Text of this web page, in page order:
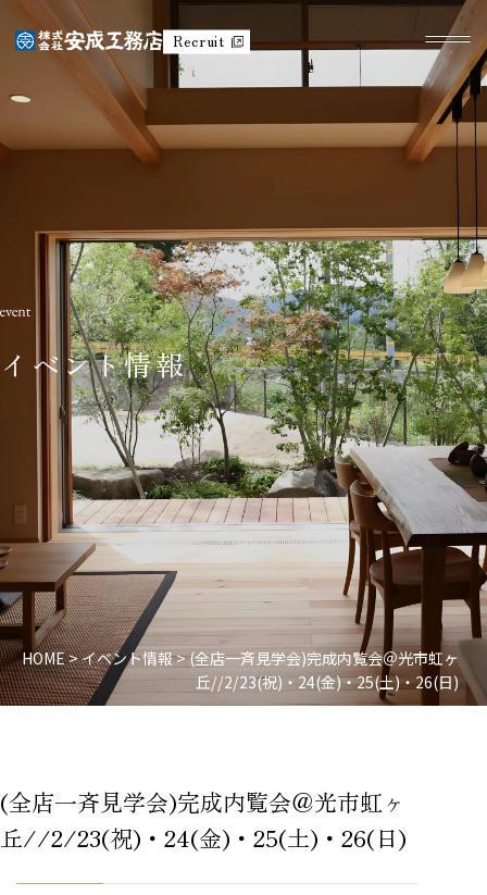
Recruit
イベント情報
HOME>イベント情報>(全店一斉見学会)完成内覧会＠光市虹ヶ
丘//2/23(祝)・24(金)・25(土)・26(日)
(全店一斉見学会)完成内覧会＠光市虹ヶ
丘//2/23(祝)・24(金)・25(土)・26(日)